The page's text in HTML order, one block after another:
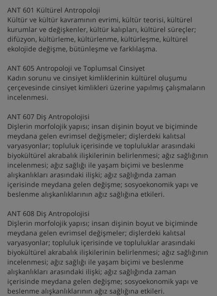
ANT 601 Kültürel Antropoloji
Kültür ve kültür kavramının evrimi, kültür teorisi, kültürel
kurumlar ve değişkenler, kültür kalıpları, kültürel süreçler;
difüzyon, kültürleme, kültürlenme, kültürleşme, kültürel
ekolojide değişme, bütünleşme ve farklılaşma.
ANT 605 Antropoloji ve Toplumsal Cinsiyet
Kadın sorunu ve cinsiyet kimliklerinin kültürel oluşumu
çerçevesinde cinsiyet kimlikleri üzerine yapılmış çalışmaların
incelenmesi.
ANT 607 Diş Antropolojisi
Dişlerin morfolojik yapısı; insan dişinin boyut ve biçiminde
meydana gelen evrimsel değişmeler; dişlerdeki kalıtsal
varyasyonlar; topluluk içerisinde ve topluluklar arasındaki
biyokültürel akrabalık ilişkilerinin belirlenmesi; ağız sağlığının
incelenmesi; ağız sağlığı ile yaşam biçimi ve beslenme
alışkanlıkları arasındaki ilişki; ağız sağlığında zaman
içerisinde meydana gelen değişme; sosyoekonomik yapı ve
beslenme alışkanlıklarının ağız sağlığına etkileri.
ANT 608 Diş Antropolojisi
Dişlerin morfolojik yapısı; insan dişinin boyut ve biçiminde
meydana gelen evrimsel değişmeler; dişlerdeki kalıtsal
varyasyonlar; topluluk içerisinde ve topluluklar arasındaki
biyokültürel akrabalık ilişkilerinin belirlenmesi; ağız sağlığının
incelenmesi; ağız sağlığı ile yaşam biçimi ve beslenme
alışkanlıkları arasındaki ilişki; ağız sağlığında zaman
içerisinde meydana gelen değişme; sosyoekonomik yapı ve
beslenme alışkanlıklarının ağız sağlığına etkileri.